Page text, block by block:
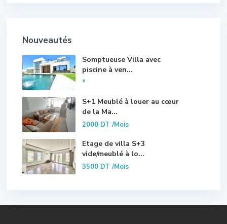
Nouveautés
Somptueuse Villa avec
piscine à ven...
*
S+1 Meublé à louer au cœur
de la Ma...
2000 DT/Mois
Etage de villa S+3
vide/meublé à lo...
3500 DT/Mois